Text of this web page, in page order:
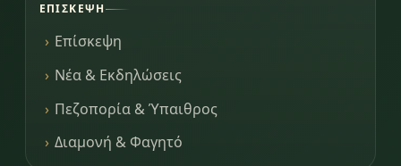
ΕΠΊΣΚΕΨΗ
Επίσκεψη
Νέα & Εκδηλώσεις
Πεζοπορία & Ύπαιθρος
Διαμονή & Φαγητό